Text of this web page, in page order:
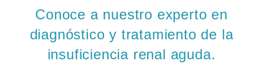
Conoce a nuestro experto en
diagnóstico y tratamiento de la
insuficiencia renal aguda.